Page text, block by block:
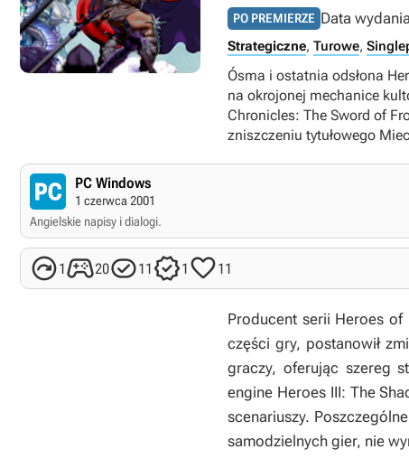
PO PREMIERZE Data
Strategiczne, Turowe,
Ósma i ostatnia odsłona
na okrojonej mechanice
Chronicles: The Sword of
zniszczeniu tytułowego
PC Windows
1 czerwca 2001
Angielskie napisy i dialogi.
120111 11
Producent serii Heroes of
części gry, postanowił
graczy, oferując szereg
engine Heroes III: The
scenariuszy.
samodzielnych gier, nie